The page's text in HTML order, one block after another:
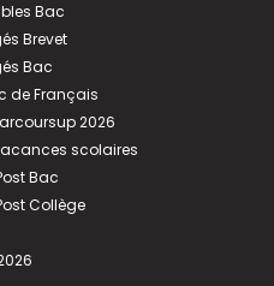
Bac
Brevet
Bac
de Français
2026
scolaires
Bac
Collège